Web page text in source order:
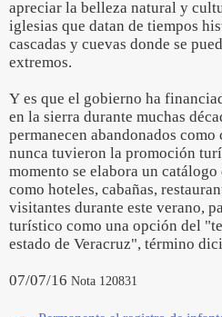
apreciar la belleza natural y
iglesias que datan de tiempos
cascadas y cuevas donde se
extremos.
Y es que el gobierno ha
en la sierra durante muchas
permanecen abandonados como
nunca tuvieron la promoción
momento se elabora un
como hoteles, cabañas,
visitantes durante este verano,
turístico como una opción del
estado de Veracruz", término
07/07/16 Nota 120831